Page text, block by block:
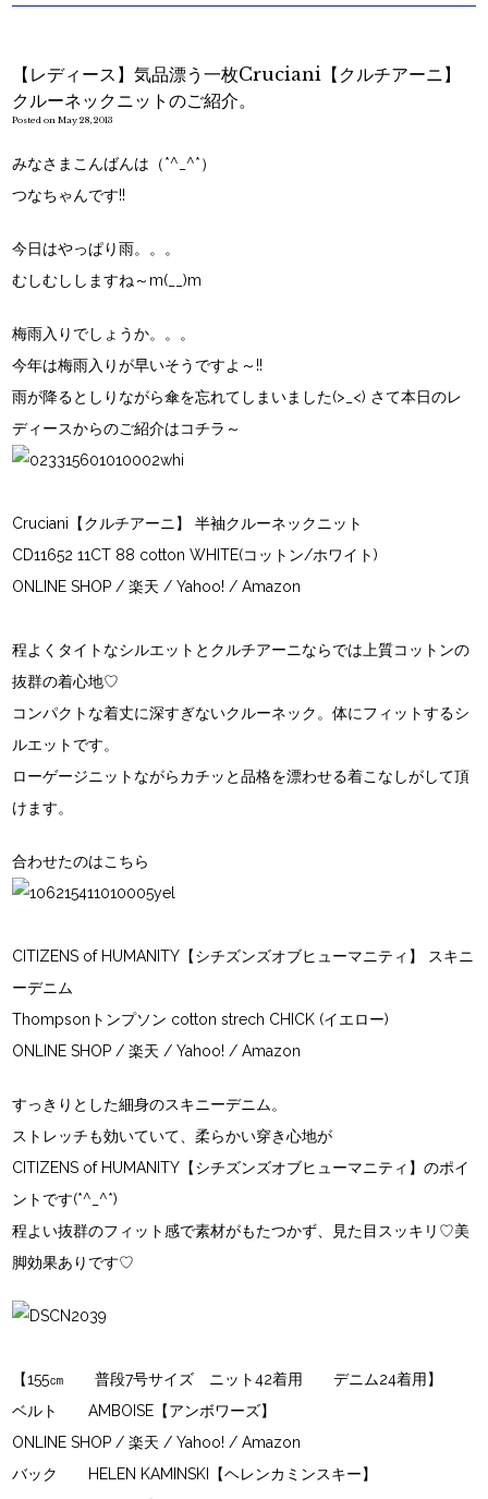
【レディース】気品漂う一枚Cruciani【クルチアーニ】
クルーネックニットのご紹介。
Posted on May 28, 2013
みなさまこんばんは（*^_^*）
つなちゃんです!!
今日はやっぱり雨。。。
むしむししますね～m(__)m
梅雨入りでしょうか。。。
今年は梅雨入りが早いそうですよ～!!
雨が降るとしりながら傘を忘れてしまいました(>_<) さて本日のレ
ディースからのご紹介はコチラ～
Cruciani【クルチアーニ】 半袖クルーネックニット
CD11652 11CT 88 cotton WHITE(コットン/ホワイト)
ONLINE SHOP /楽天 /Yahoo! / Amazon
程よくタイトなシルエットとクルチアーニならでは上質コットンの
抜群の着心地♡
コンパクトな着丈に深すぎないクルーネック。体にフィットするシ
ルエットです。
ローゲージニットながらカチッと品格を漂わせる着こなしがして頂
けます。
合わせたのはこちら
CITIZENS of HUMANITY【シチズンズオブヒューマニティ】 スキニ
ーデニム
Thompsonトンプソン cotton strech CHICK (イエロー)
ONLINE SHOP /楽天 /Yahoo! /Amazon
すっきりとした細身のスキニーデニム。
ストレッチも効いていて、柔らかい穿き心地が
CITIZENS of HUMANITY【シチズンズオブヒューマニティ】のポイ
ントです(*^_^*)
程よい抜群のフィット感で素材がもたつかず、見た目スッキリ♡美
脚効果ありです♡
【155㎝ 普段7号サイズ ニット42着用 デニム24着用】
ベルト AMBOISE【アンボワーズ】
ONLINE SHOP /楽天 /Yahoo! / Amazon
バック HELEN KAMINSKI【ヘレンカミンスキー】